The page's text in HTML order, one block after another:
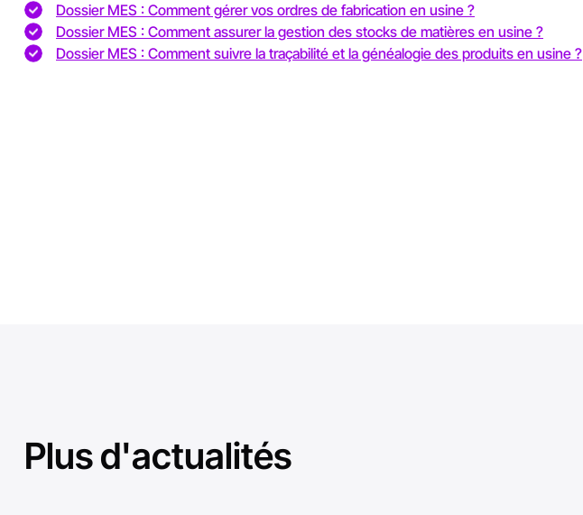
Dossier MES : Comment gérer vos ordres de fabrication en usine ?
Dossier MES : Comment assurer la gestion des stocks de matières en usine ?
Dossier MES : Comment suivre la traçabilité et la généalogie des produits en usine ?
Plus d'actualités